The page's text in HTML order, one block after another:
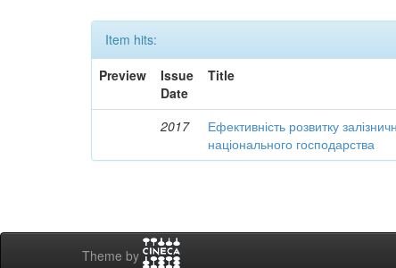
Item hits:
Preview
Issue
Date
Title
2017
Ефективність розвитку
національного господарства
Theme by